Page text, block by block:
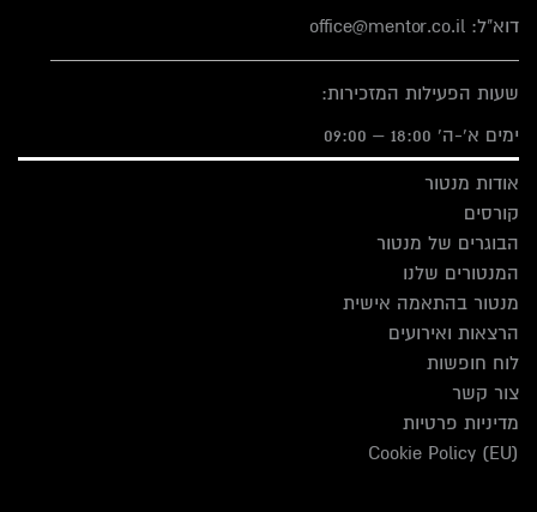
דוא"ל: office@mentor.co.il
שעות הפעילות המזכירות:
ימים א'-ה' 18:00 – 09:00
אודות מנטור
קורסים
הבוגרים של מנטור
המנטורים שלנו
מנטור בהתאמה אישית
הרצאות ואירועים
לוח חופשות
צור קשר
מדיניות פרטיות
Cookie Policy (EU)